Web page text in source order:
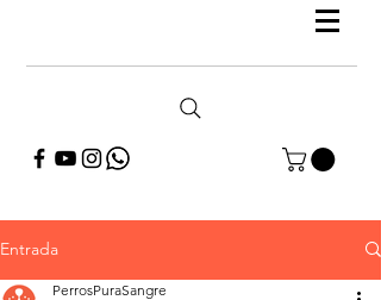
Entrada
PerrosPuraSangre